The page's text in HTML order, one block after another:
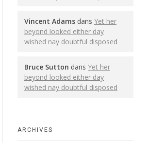
Vincent Adams dans Yet her
beyond looked either day
wished nay doubtful disposed
Bruce Sutton dans Yet her
beyond looked either day
wished nay doubtful disposed
ARCHIVES